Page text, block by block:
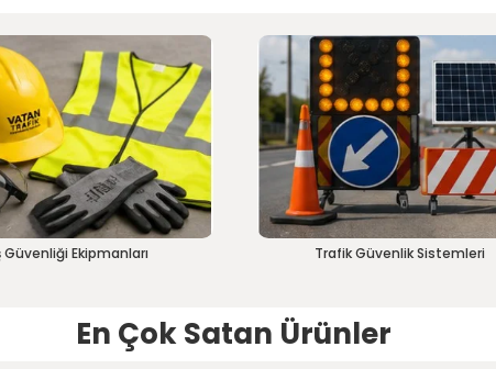
Güvenliği Ekipmanları Trafik Güvenlik Sistemleri
En Çok Satan Ürünler